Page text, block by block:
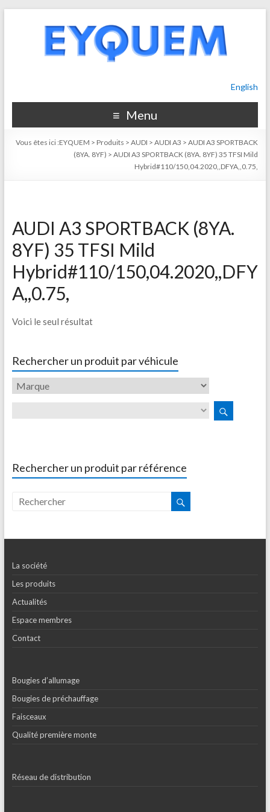
English
Menu
Vous êtes ici :EYQUEM > Produits >AUDI >AUDI A3 >AUDI A3 SPORTBACK
(8YA. 8YF) >AUDI A3 SPORTBACK (8YA. 8YF) 35 TFSI Mild
Hybrid#110/150,04.2020,,DFYA,,0.75,
AUDI A3 SPORTBACK (8YA.
8YF) 35 TFSI Mild
Hybrid#110/150,04.2020,,DFY
A,,0.75,
Voici le seul résultat
Rechercher un produit par véhicule
Rechercher un produit par référence
La société
Les produits
Actualités
Espace membres
Contact
Bougies d’allumage
Bougies de préchauffage
Faisceaux
Qualité première monte
Réseau de distribution